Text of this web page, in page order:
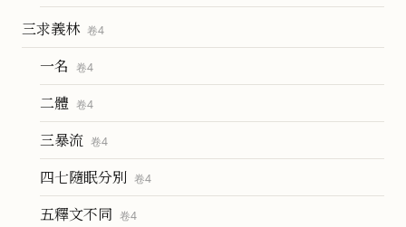
三求義林 卷4
一名 卷4
二體 卷4
三暴流 卷4
四七隨眠分別 卷4
五釋文不同 卷4